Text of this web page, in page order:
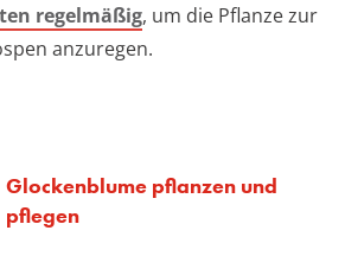
regelmäßig, um die Pflanze zur
anzuregen.
Glockenblume pflanzen und
pflegen